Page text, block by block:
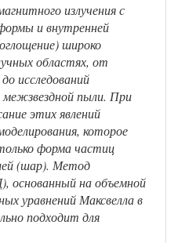
излучения с
и внутренней
широко
областях, от
исследований
пыли. При
этих явлений
которое
форма частиц
(шар). Метод
основанный на объемной
уравнений Максвелла в
подходит для